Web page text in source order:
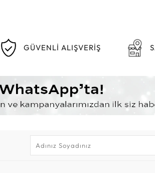
GÜVENLİ ALIŞVERİŞ